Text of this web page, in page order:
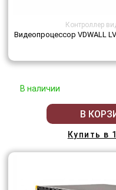
Контроллер
Видеопроцессор VDWALL
В наличии
В
Купить в